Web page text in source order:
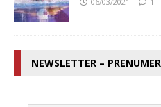
NEWSLETTER –